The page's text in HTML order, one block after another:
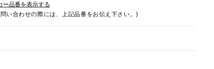
ー品番を表示する
い合わせの際には、上記品番をお伝え下さい。)